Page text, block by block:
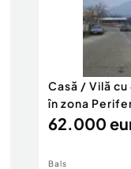
Casă / Vilă
în zona
62.000
Bals